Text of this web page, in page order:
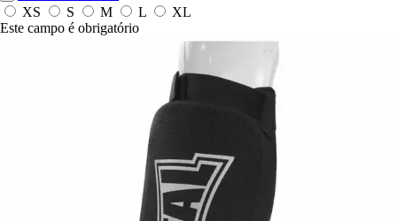
XS
S M L
XL
Este campo é obrigatório